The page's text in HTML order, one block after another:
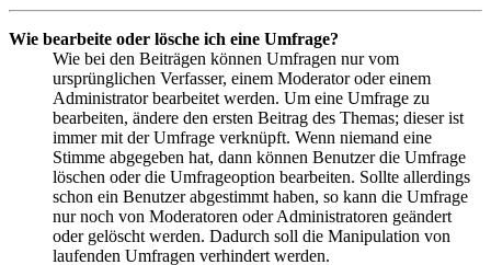
Wie bearbeite oder lösche ich eine Umfrage?
Wie bei den Beiträgen können Umfragen nur vom
ursprünglichen Verfasser, einem Moderator oder einem
Administrator bearbeitet werden. Um eine Umfrage zu
bearbeiten, ändere den ersten Beitrag des Themas; dieser ist
immer mit der Umfrage verknüpft. Wenn niemand eine
Stimme abgegeben hat, dann können Benutzer die Umfrage
löschen oder die Umfrageoption bearbeiten. Sollte allerdings
schon ein Benutzer abgestimmt haben, so kann die Umfrage
nur noch von Moderatoren oder Administratoren geändert
oder gelöscht werden. Dadurch soll die Manipulation von
laufenden Umfragen verhindert werden.